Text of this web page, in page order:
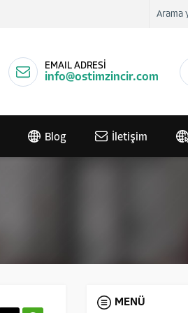
EMAIL ADRESİ
info@ostimzincir.com
Blog İletişim
MENÜ